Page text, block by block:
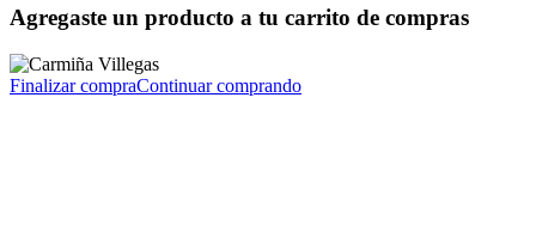
Agregaste un producto a tu carrito de compras
Finalizar compraContinuar comprando